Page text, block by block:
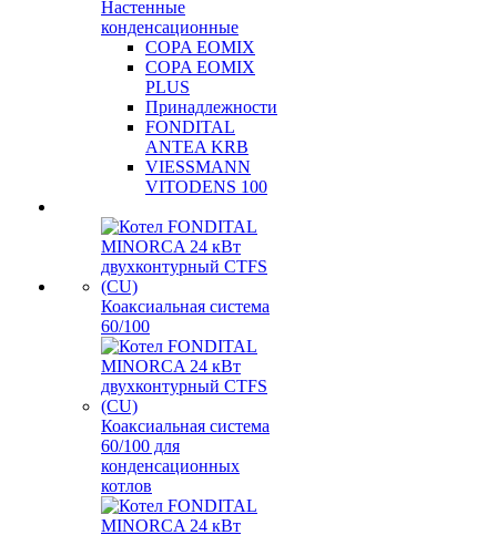
Настенные
конденсационные
COPA EOMIX
COPA EOMIX
PLUS
Принадлежности
FONDITAL
ANTEA KRB
VIESSMANN
VITODENS 100
Коаксиальная система
60/100
Коаксиальная система
60/100 для
конденсационных
котлов